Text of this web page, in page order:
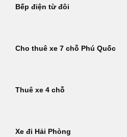
Bếp điện từ đôi
Cho thuê xe 7 chỗ Phú Quốc
Thuê xe 4 chỗ
Xe đi Hải Phòng